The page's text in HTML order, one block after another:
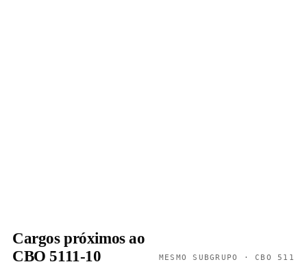
Cargos próximos ao
CBO 5111-10
MESMO SUBGRUPO · CBO 511